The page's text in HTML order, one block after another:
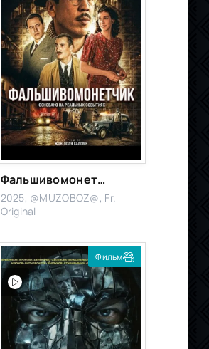
Фальшивомонетчик / Человек, который рисовал деньги
2025, @MUZOBOZ@, Fr.
Original
Фильм